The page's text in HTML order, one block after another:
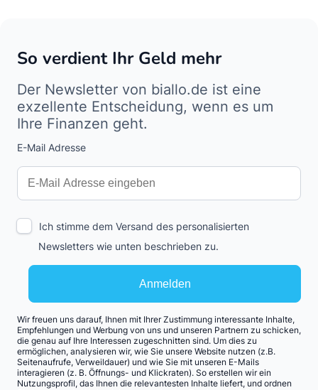
So verdient Ihr Geld mehr
Der Newsletter von biallo.de ist eine
exzellente Entscheidung, wenn es um
Ihre Finanzen geht.
E-Mail Adresse
Interests
Amount
Anmelden
Ich stimme dem Versand des personalisierten
Newsletters wie unten beschrieben zu.
Wir freuen uns darauf, Ihnen mit Ihrer Zustimmung interessante Inhalte,
Empfehlungen und Werbung von uns und unseren Partnern zu schicken,
die genau auf Ihre Interessen zugeschnitten sind. Um dies zu
ermöglichen, analysieren wir, wie Sie unsere Website nutzen (z.B.
Seitenaufrufe, Verweildauer) und wie Sie mit unseren E-Mails
interagieren (z. B. Öffnungs- und Klickraten). So erstellen wir ein
Nutzungsprofil, das Ihnen die relevantesten Inhalte liefert, und ordnen